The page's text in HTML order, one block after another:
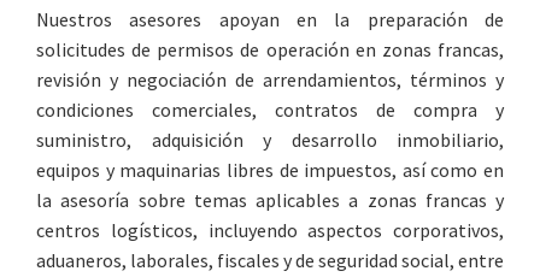
Nuestros asesores apoyan en la preparación de
solicitudes de permisos de operación en zonas francas,
revisión y negociación de arrendamientos, términos y
condiciones comerciales, contratos de compra y
suministro, adquisición y desarrollo inmobiliario,
equipos y maquinarias libres de impuestos, así como en
la asesoría sobre temas aplicables a zonas francas y
centros logísticos, incluyendo aspectos corporativos,
aduaneros, laborales, fiscales y de seguridad social, entre